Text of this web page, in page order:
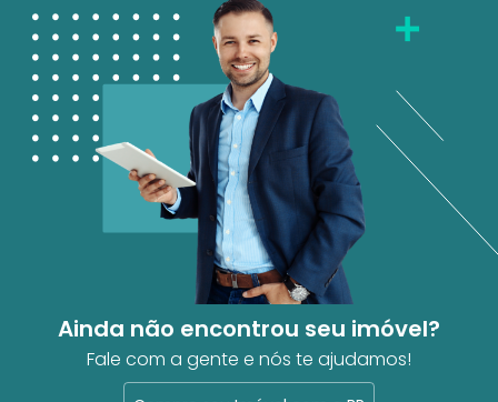
Ainda não encontrou seu imóvel?
Fale com a gente e nós te ajudamos!